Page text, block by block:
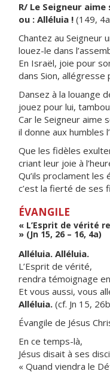
R/ Le Seigneur
ou : Alléluia ! (149,
Chantez au Seigneur
louez-le dans
En Israël, joie pour
dans Sion, allégresse
Dansez à la louange
jouez pour lui,
Car le Seigneur aime
il donne aux humbles
Que les fidèles
criant leur joie à
Qu’ils proclament les
c’est la fierté de ses
ÉVANGILE
« L’Esprit de vérité
» (Jn 15, 26 – 16, 4a)
Alléluia. Alléluia.
L’Esprit de vérité,
rendra témoignage
Et vous aussi, vous
Alléluia. (cf. Jn 15,
Évangile de Jésus
En ce temps-là,
Jésus disait à ses
« Quand viendra le